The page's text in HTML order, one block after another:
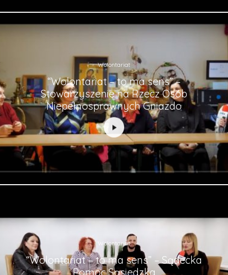
Wolontariat
“Wolontariat – to ma sens” –
Stowarzyszenie na Rzecz Osób
Niepełnosprawnych Gniazdo
Wolontariat
“Wolontariat – to ma sens” – Sądecka
Pomoc Sąsiedzka